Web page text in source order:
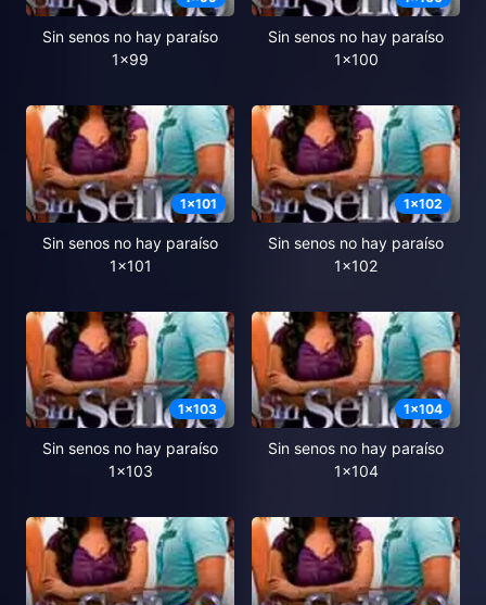
Sin senos no hay paraíso
1x99
Sin senos no hay paraíso
1x100
1x101
Sin senos no hay paraíso
1x101
1x102
Sin senos no hay paraíso
1x102
1x103
Sin senos no hay paraíso
1x103
1x104
Sin senos no hay paraíso
1x104